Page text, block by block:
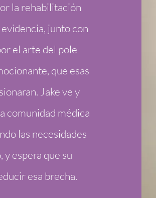
la rehabilitación
junto con
el arte del pole
que esas
Jake ve y
comunidad médica
las necesidades
espera que su
esa brecha.